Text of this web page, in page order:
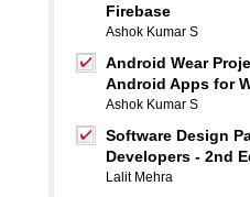
Firebase
Ashok Kumar S
Android Wear
Android Apps for
Ashok Kumar S
Software Design
Developers - 2nd
Lalit Mehra